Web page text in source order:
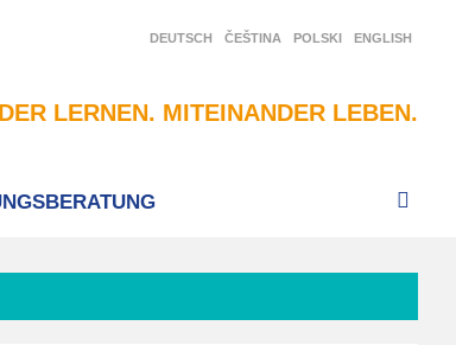
DEUTSCH ČEŠTINA POLSKI ENGLISH
LERNEN. MITEINANDER LEBEN.